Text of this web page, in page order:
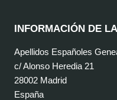
INFORMACIÓN DE
Apellidos Españoles
c/ Alonso Heredia 21
28002 Madrid
España